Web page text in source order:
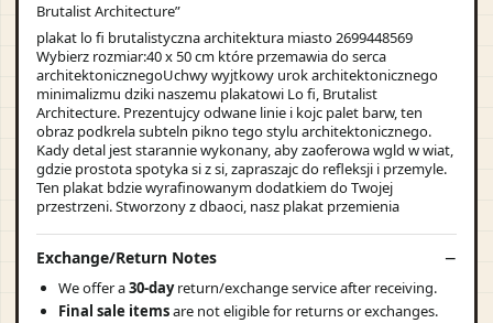
Brutalist Architecture”
plakat lo fi brutalistyczna architektura miasto 2699448569
Wybierz rozmiar:40 x 50 cm które przemawia do serca
architektonicznegoUchwy wyjtkowy urok architektonicznego
minimalizmu dziki naszemu plakatowi Lo fi, Brutalist
Architecture. Prezentujcy odwane linie i kojc palet barw, ten
obraz podkrela subteln pikno tego stylu architektonicznego.
Kady detal jest starannie wykonany, aby zaoferowa wgld w wiat,
gdzie prostota spotyka si z si, zapraszajc do refleksji i przemyle.
Ten plakat bdzie wyrafinowanym dodatkiem do Twojej
przestrzeni. Stworzony z dbaoci, nasz plakat przemienia
Exchange/Return Notes
We offer a30-dayreturn/exchange service after receiving.
Final sale itemsare not eligible for returns or exchanges.